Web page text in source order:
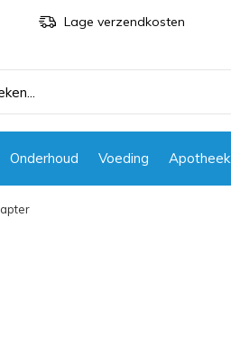
Onderhoud Voeding Apotheek
Lage verzendkosten